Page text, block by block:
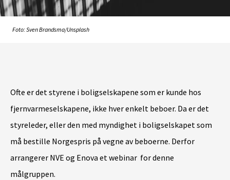
Foto: Sven Brandsma/Unsplash
Ofte er det styrene i boligselskapene som er kunde hos
fjernvarmeselskapene, ikke hver enkelt beboer. Da er det
styreleder, eller den med myndighet i boligselskapetsom
må bestille Norgespris på vegne av beboerne. Derfor
arrangerer NVE og Enova et webinar for denne
målgruppen.